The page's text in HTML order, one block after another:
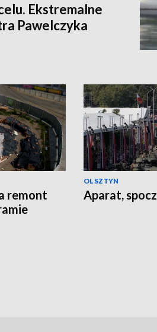
Ekstremalne
Pawelczyka
remont
OLSZTYN
Aparat,